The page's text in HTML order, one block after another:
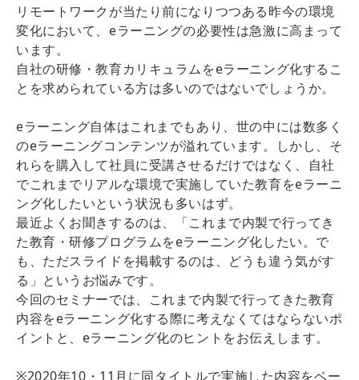
リモートワークが当たり前になりつつある昨今の環境
変化において、eラーニングの必要性は急激に高まって
います。
自社の研修・教育カリキュラムをeラーニング化するこ
とを求められている方は多いのではないでしょうか。
eラーニング自体はこれまでもあり、世の中には数多く
のeラーニングコンテンツが溢れています。しかし、そ
れらを購入して社員に受講させるだけではなく、自社
でこれまでリアルな環境で実施していた教育をeラーニ
ング化したいという状況も多いはず。
最近よくお聞きするのは、「これまで内製で行ってき
た教育・研修プログラムをeラーニング化したい。で
も、ただスライドを掲載するのは、どうも違う気がす
る」というお悩みです。
今回のセミナーでは、これまで内製で行ってきた教育
内容をeラーニング化する際に考えなくてはならないポ
イントと、eラーニング化のヒントをお伝えします。
※2020年10・11月に同タイトルで実施した内容をベー